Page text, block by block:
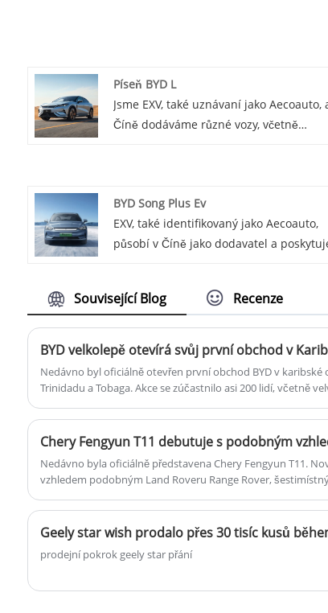
Píseň BYD L
Jsme EXV, také uznávaní jako Aecoauto,
Číně dodáváme různé vozy, včetně
cenově dostupné a snadno dostupné k
použití městského dojíždějícího
automobilu.
BYD Song Plus Ev
EXV, také identifikovaný jako Aecoauto,
působí v Číně jako dodavatel a
BYD Song Plus Ev je čistě elektrické SUV
BYD Motors s moderním designem a
vynikající elektrickou technologií.
Související Blog Recenze
BYD velkolepě otevírá svůj první obchod v
Nedávno byl oficiálně otevřen první obchod BYD v
Trinidadu a Tobaga. Akce se zúčastnilo asi 200 lidí, včetně
Nedávno byla oficiálně představena Chery Fengyun T11.
vzhledem podobným Land Roveru Range Rover,
Geely star wish prodalo přes 30 tisíc kusů
prodejní pokrok geely star přání